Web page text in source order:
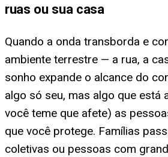
ruas ou sua casa
Quando a onda transborda e
ambiente terrestre — a rua, a
sonho expande o alcance do
algo só seu, mas algo que está
você teme que afete) as
que você protege. Famílias
coletivas ou pessoas com